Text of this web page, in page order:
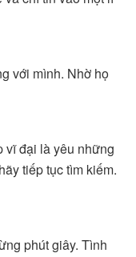
với mình. Nhờ họ
vĩ đại là yêu những
tiếp tục tìm kiếm.
phút giây. Tình